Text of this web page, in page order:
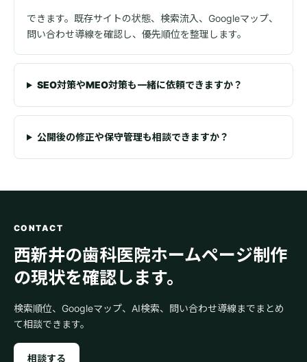
できます。既存サイトの状態、検索流入、Googleマップ、
問い合わせ導線を確認し、優先順位を整理します。
SEO対策やMEO対策も一緒に依頼できますか？
公開後の修正や保守管理も相談できますか？
CONTACT
西新井の歯科医院ホームページ制作
の現状を確認します。
検索順位、Googleマップ、AI検索、問い合わせ導線までまとめ
て相談できます。
相談する